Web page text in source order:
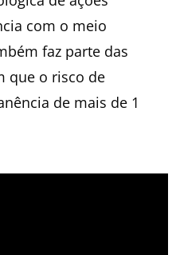
com o meio
faz parte das
que o risco de
de mais de 1